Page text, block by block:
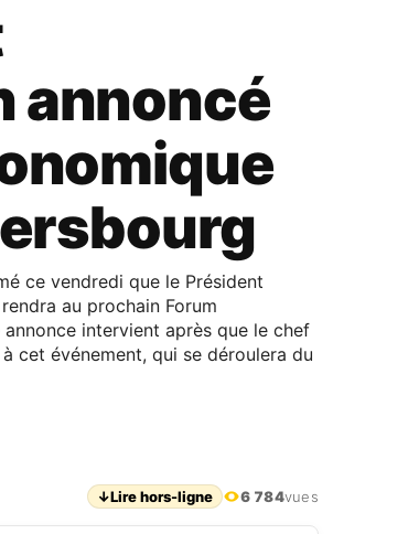
annoncé
ce vendredi que le Président
au prochain Forum
intervient après que le chef
cet événement, qui se déroulera du
↓Lire hors-ligne 6 784vues